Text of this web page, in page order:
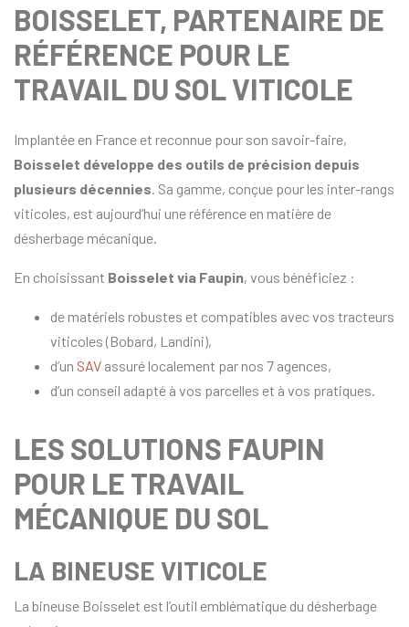
BOISSELET, PARTENAIRE DE
RÉFÉRENCE POUR LE
TRAVAIL DU SOL VITICOLE
Implantée en France et reconnue pour son savoir-faire,
Boisselet développe des outils de précision depuis
plusieurs décennies . Sa gamme, conçue pour les inter-rangs
viticoles, est aujourd’hui une référence en matière de
désherbage mécanique.
En choisissant Boisselet via Faupin, vous bénéficiez :
de matériels robustes et compatibles avec vos tracteurs
viticoles (Bobard, Landini),
d’un SAV assuré localement par nos 7 agences,
d’un conseil adapté à vos parcelles et à vos pratiques.
LES SOLUTIONS FAUPIN
POUR LE TRAVAIL
MÉCANIQUE DU SOL
LA BINEUSE VITICOLE
La bineuse Boisselet est l’outil emblématique du désherbage